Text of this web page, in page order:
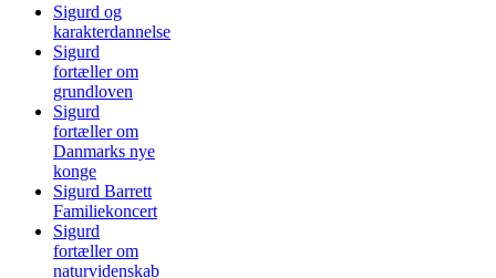
Sigurd og
karakterdannelse
Sigurd
fortæller om
grundloven
Sigurd
fortæller om
Danmarks nye
konge
Sigurd Barrett
Familiekoncert
Sigurd
fortæller om
naturvidenskab